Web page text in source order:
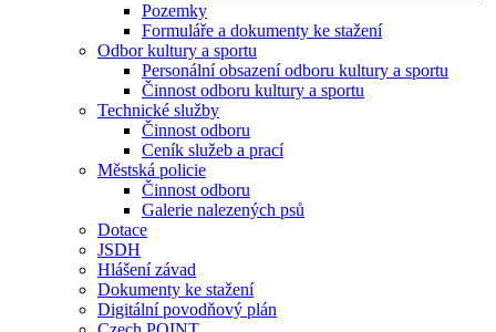
Pozemky
Formuláře a dokumenty ke stažení
Odbor kultury a sportu
Personální obsazení odboru kultury a sportu
Činnost odboru kultury a sportu
Technické služby
Činnost odboru
Ceník služeb a prací
Městská policie
Činnost odboru
Galerie nalezených psů
Dotace
JSDH
Hlášení závad
Dokumenty ke stažení
Digitální povodňový plán